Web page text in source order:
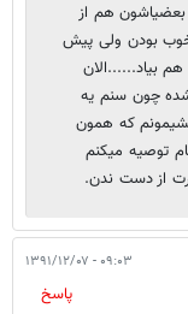
بعضیاشون هم از
خوب بودن ولی پیش
بیاد......الان
چون سنم یه
که همون
توصیه میکنم
از دست ندن.
۰۹:۰۳ - ۱۳۹۱/۱۲/۰۷
پاسخ